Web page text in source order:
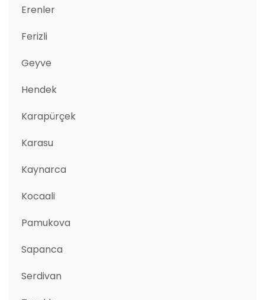
Erenler
Ferizli
Geyve
Hendek
Karapürçek
Karasu
Kaynarca
Kocaali
Pamukova
Sapanca
Serdivan